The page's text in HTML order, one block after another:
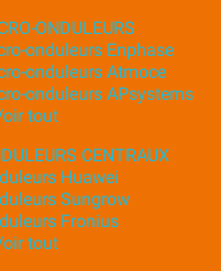
ONDULEURS
onduleurs Enphase
onduleurs Atmoce
onduleurs APsystems
tout
CENTRAUX
Huawei
Sungrow
Fronius
tout